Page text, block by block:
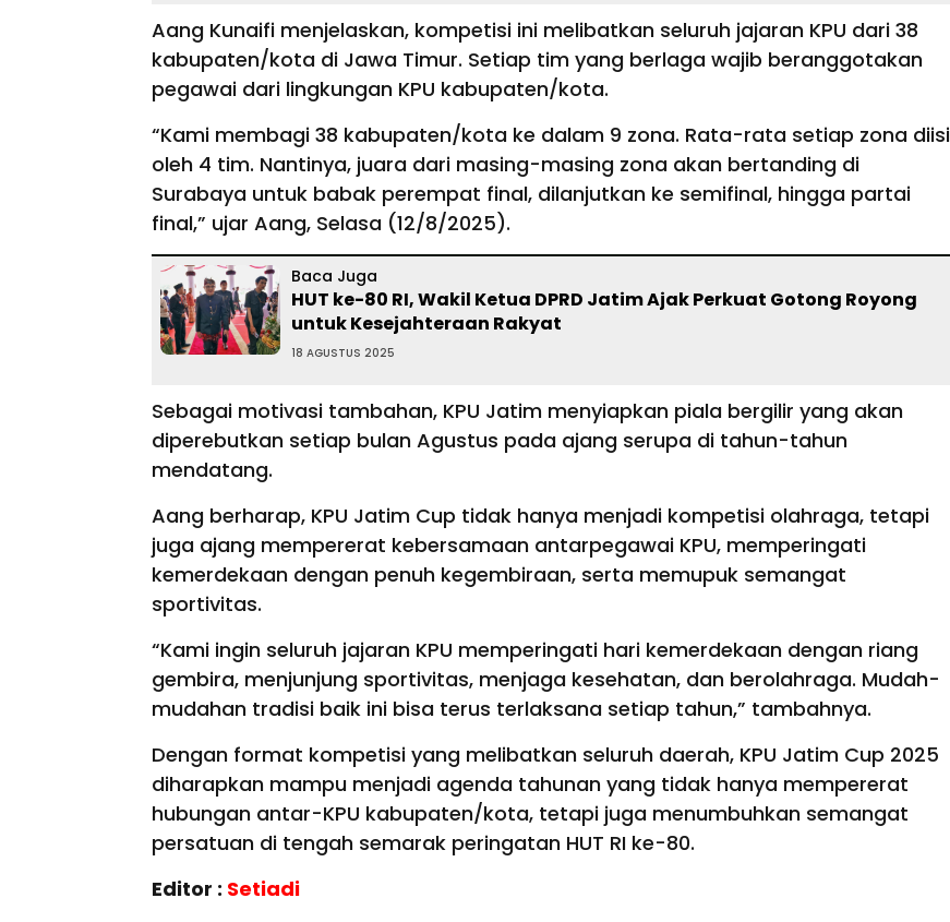
Aang Kunaifi menjelaskan, kompetisi ini melibatkan seluruh jajaran KPU dari 38
kabupaten/kota di Jawa Timur. Setiap tim yang berlaga wajib beranggotakan
pegawai dari lingkungan KPU kabupaten/kota.
“Kami membagi 38 kabupaten/kota ke dalam 9 zona. Rata-rata setiap zona diisi
oleh 4 tim. Nantinya, juara dari masing-masing zona akan bertanding di
Surabaya untuk babak perempat final, dilanjutkan ke semifinal, hingga partai
final,” ujar Aang, Selasa (12/8/2025).
Baca Juga
HUT ke-80 RI, Wakil Ketua DPRD Jatim Ajak Perkuat Gotong Royong
untuk Kesejahteraan Rakyat
18 AGUSTUS 2025
Sebagai motivasi tambahan, KPU Jatim menyiapkan piala bergilir yang akan
diperebutkan setiap bulan Agustus pada ajang serupa di tahun-tahun
mendatang.
Aang berharap, KPU Jatim Cup tidak hanya menjadi kompetisi olahraga, tetapi
juga ajang mempererat kebersamaan antarpegawai KPU, memperingati
kemerdekaan dengan penuh kegembiraan, serta memupuk semangat
sportivitas.
“Kami ingin seluruh jajaran KPU memperingati hari kemerdekaan dengan riang
gembira, menjunjung sportivitas, menjaga kesehatan, dan berolahraga. Mudah-
mudahan tradisi baik ini bisa terus terlaksana setiap tahun,” tambahnya.
Dengan format kompetisi yang melibatkan seluruh daerah, KPU Jatim Cup 2025
diharapkan mampu menjadi agenda tahunan yang tidak hanya mempererat
hubungan antar-KPU kabupaten/kota, tetapi juga menumbuhkan semangat
persatuan di tengah semarak peringatan HUT RI ke-80.
Editor : Setiadi